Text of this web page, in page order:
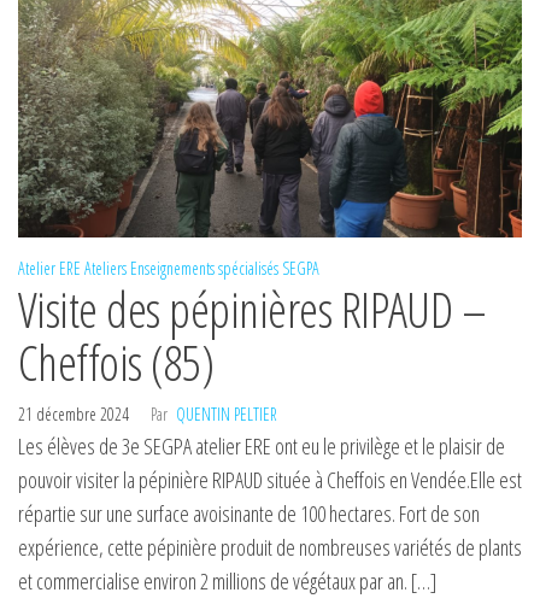
Atelier ERE Ateliers Enseignements spécialisés SEGPA
Visite des pépinières RIPAUD –
Cheffois (85)
21 décembre 2024 Par QUENTIN PELTIER
Les élèves de 3e SEGPA atelier ERE ont eu le privilège et le plaisir de
pouvoir visiter la pépinière RIPAUD située à Cheffois en Vendée.Elle est
répartie sur une surface avoisinante de 100 hectares. Fort de son
expérience, cette pépinière produit de nombreuses variétés de plants
et commercialise environ 2 millions de végétaux par an. […]